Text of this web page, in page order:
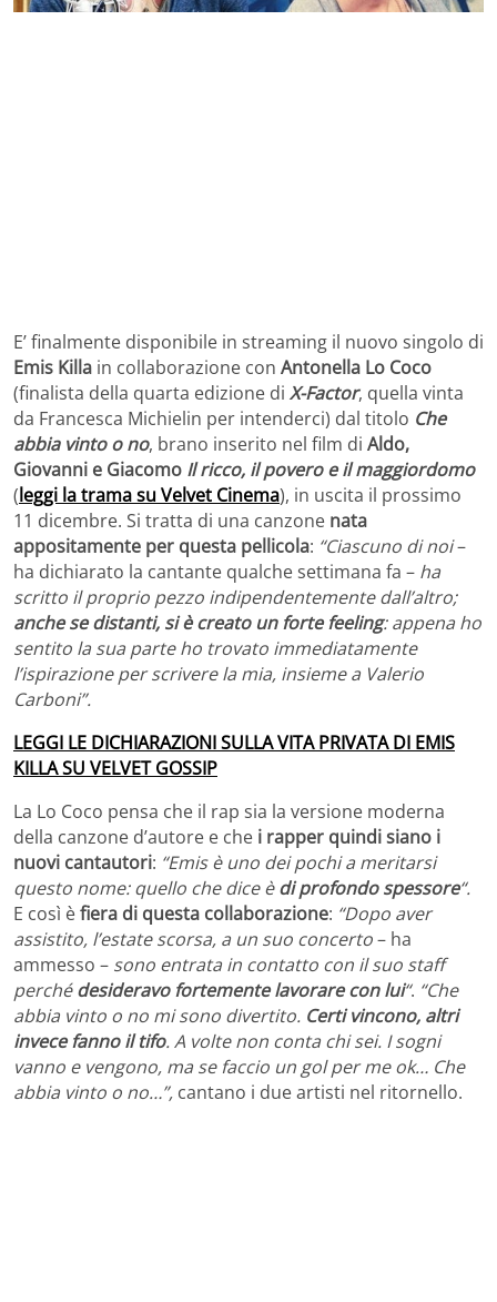
E’ finalmente disponibile in streaming il nuovo singolo di
Emis Killa in collaborazione con Antonella Lo Coco
(finalista della quarta edizione di X-Factor, quella vinta
da Francesca Michielin per intenderci) dal titolo Che
abbia vinto o no, brano inserito nel film di Aldo,
Giovanni e Giacomo Il ricco, il povero e il maggiordomo
(leggi la trama su Velvet Cinema), in uscita il prossimo
11 dicembre. Si tratta di una canzone nata
appositamente per questa pellicola: “Ciascuno di noi–
ha dichiarato la cantante qualche settimana fa – ha
scritto il proprio pezzo indipendentemente dall’altro;
anche se distanti, si è creato un forte feeling: appena ho
sentito la sua parte ho trovato immediatamente
l’ispirazione per scrivere la mia, insieme a Valerio
Carboni”.
LEGGI LE DICHIARAZIONI SULLA VITA PRIVATA DI EMIS
KILLA SU VELVET GOSSIP
La Lo Coco pensa che il rap sia la versione moderna
della canzone d’autore e che i rapper quindi siano i
nuovi cantautori: “Emis è uno dei pochi a meritarsi
questo nome: quello che dice èdi profondo spessore“.
E così èfiera di questa collaborazione: “Dopo aver
assistito, l’estate scorsa, a un suo concerto– ha
ammesso – sono entrata in contatto con il suo staff
perchédesideravo fortemente lavorare con lui“. “Che
abbia vinto o no mi sono divertito. Certi vincono, altri
invece fanno il tifo. A volte non conta chi sei. I sogni
vanno e vengono, ma se faccio un gol per me ok… Che
abbia vinto o no…”, cantano i due artisti nel ritornello.